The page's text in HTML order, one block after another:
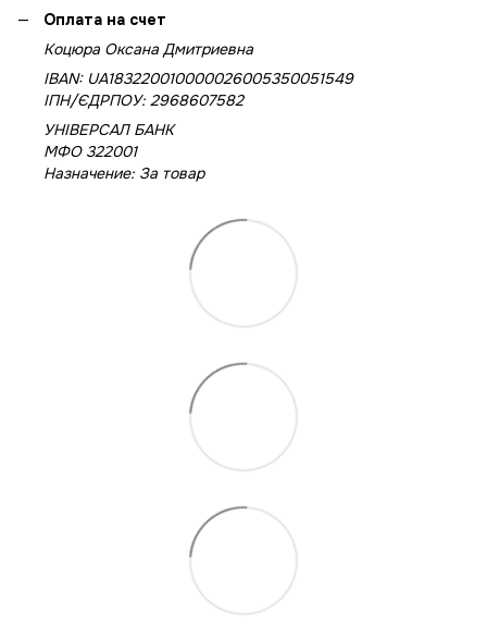
Оплата на счет
Коцюра Оксана Дмитриевна
IBAN: UA183220010000026005350051549
IПН/ЄДРПОУ: 2968607582
УНІВЕРСАЛ БАНК
МФО 322001
Назначение: За товар